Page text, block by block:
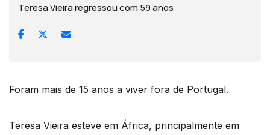
Teresa Vieira regressou com 59 anos
Foram mais de 15 anos a viver fora de Portugal.
Teresa Vieira esteve em África, principalmente em